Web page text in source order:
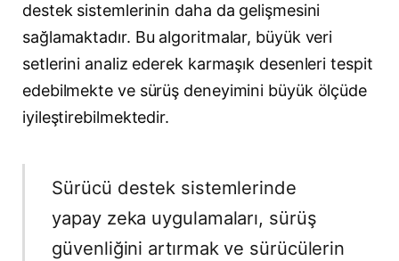
destek sistemlerinin daha da gelişmesini
sağlamaktadır. Bu algoritmalar, büyük veri
setlerini analiz ederek karmaşık desenleri tespit
edebilmekte ve sürüş deneyimini büyük ölçüde
iyileştirebilmektedir.
Sürücü destek sistemlerinde
yapay zeka uygulamaları, sürüş
güvenliğini artırmak ve sürücülerin